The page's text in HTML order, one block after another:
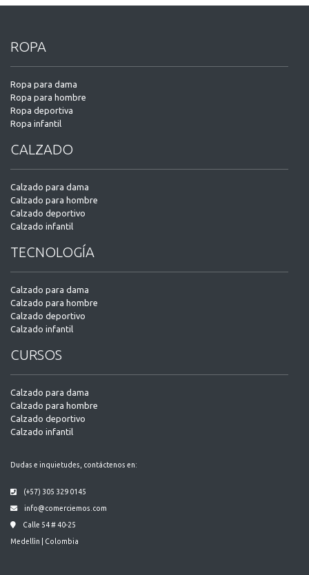
ROPA
Ropa para dama
Ropa para hombre
Ropa deportiva
Ropa infantil
CALZADO
Calzado para dama
Calzado para hombre
Calzado deportivo
Calzado infantil
TECNOLOGÍA
Calzado para dama
Calzado para hombre
Calzado deportivo
Calzado infantil
CURSOS
Calzado para dama
Calzado para hombre
Calzado deportivo
Calzado infantil
Dudas e inquietudes, contáctenos en:
(+57) 305 329 0145
info@comerciemos.com
Calle 54 # 40-25
Medellìn | Colombia